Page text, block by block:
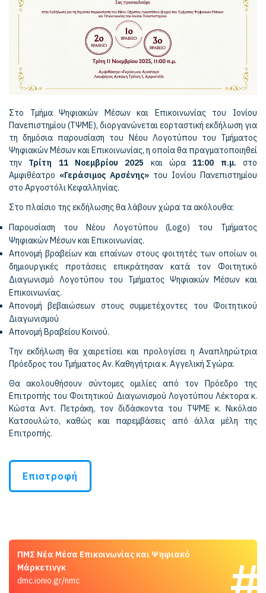
Στο Τμήμα Ψηφιακών Μέσων και Επικοινωνίας του Ιονίου
Πανεπιστημίου (ΤΨΜΕ), διοργανώνεται εορταστική εκδήλωση για
τη δημόσια παρουσίαση του Νέου Λογοτύπου του Τμήματος
Ψηφιακών Μέσων και Επικοινωνίας, η οποία θα πραγματοποιηθεί
την Τρίτη 11 Νοεμβρίου 2025 και ώρα11:00 π.μ. στο
Αμφιθέατρο «Γεράσιμος Αρσένης» του Ιονίου Πανεπιστημίου
στο Αργοστόλι Κεφαλληνίας.
Στο πλαίσιο της εκδήλωσης θα λάβουν χώρα τα ακόλουθα:
Παρουσίαση του Νέου Λογοτύπου (Logo) του Τμήματος
Ψηφιακών Μέσων και Επικοινωνίας.
Απονομή βραβείων και επαίνων στους φοιτητές των οποίων οι
δημιουργικές προτάσεις επικράτησαν κατά τον Φοιτητικό
Διαγωνισμό Λογοτύπου του Τμήματος Ψηφιακών Μέσων και
Επικοινωνίας.
Απονομή βεβαιώσεων στους συμμετέχοντες του Φοιτητικού
Διαγωνισμού
Απονομή Βραβείου Κοινού.
Την εκδήλωση θα χαιρετίσει και προλογίσει η Αναπληρώτρια
Πρόεδρος του Τμήματος Αν. Καθηγήτρια κ. Αγγελική Σγώρα.
Θα ακολουθήσουν σύντομες ομιλίες από τον Πρόεδρο της
Επιτροπής του Φοιτητικού Διαγωνισμού Λογοτύπου Λέκτορα κ.
Κώστα Αντ. Πετράκη, τον διδάσκοντα του ΤΨΜΕ κ. Νικόλαο
Κατσουλώτο, καθώς και παρεμβάσεις από άλλα μέλη της
Επιτροπής.
Επιστροφή
ΠΜΣ Νέα Μέσα Επικοινωνίας και Ψηφιακό
Μάρκετινγκ
dmc.ionio.gr/nmc